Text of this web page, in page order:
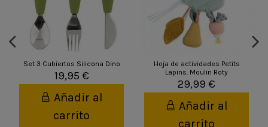
Set 3 Cubiertos Silicona Dino
19,95 €
Añadir al
carrito
Hoja de actividades Petits
Lapins. Moulin Roty
29,99 €
Añadir al
carrito